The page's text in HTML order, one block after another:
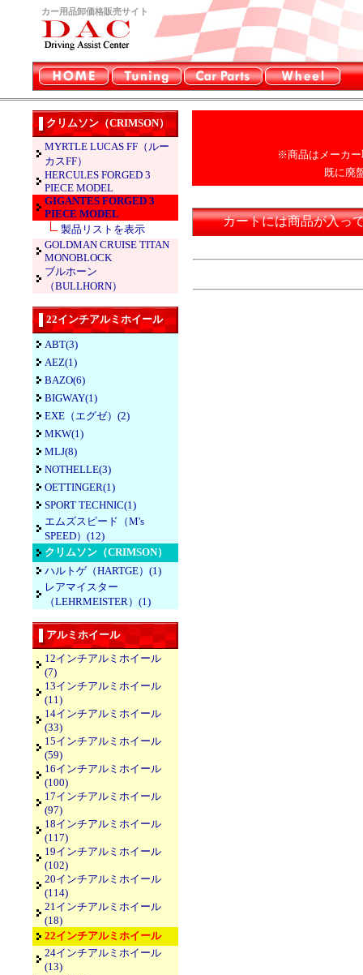
カー用品卸価格販売サイト
クリムソン（CRIMSON）
MYRTLE LUCAS FF（ルー
カスFF）
HERCULES FORGED 3
PIECE MODEL
GIGANTES FORGED 3
PIECE MODEL
製品リストを表示
GOLDMAN CRUISE TITAN
MONOBLOCK
ブルホーン
（BULLHORN）
22インチアルミホイール
ABT(3)
AEZ(1)
BAZO(6)
BIGWAY(1)
EXE（エグゼ）(2)
MKW(1)
MLJ(8)
NOTHELLE(3)
OETTINGER(1)
SPORT TECHNIC(1)
エムズスピード（M's
SPEED）(12)
クリムソン（CRIMSON）
ハルトゲ（HARTGE）(1)
レアマイスター
（LEHRMEISTER）(1)
アルミホイール
12インチアルミホイール
(7)
13インチアルミホイール
(11)
14インチアルミホイール
(33)
15インチアルミホイール
(59)
16インチアルミホイール
(100)
17インチアルミホイール
(97)
18インチアルミホイール
(117)
19インチアルミホイール
(102)
20インチアルミホイール
(114)
21インチアルミホイール
(18)
22インチアルミホイール
24インチアルミホイール
(13)
※商品はメーカー
既に廃
カートには商品が入っ